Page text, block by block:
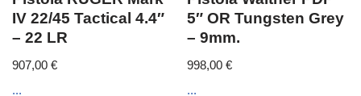
IV 22/45 Tactical 4.4″
– 22 LR
907,00 €
...
5″ OR Tungsten Grey
– 9mm.
998,00€
...